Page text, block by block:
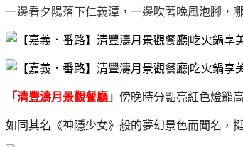
一邊看夕陽落下仁義潭， 一邊吹著晚風泡腳，
「清豐濤月景觀餐廳」 傍晚時分點亮紅色燈籠
如同其名《神隱少女》般的夢幻景色而聞名 ，